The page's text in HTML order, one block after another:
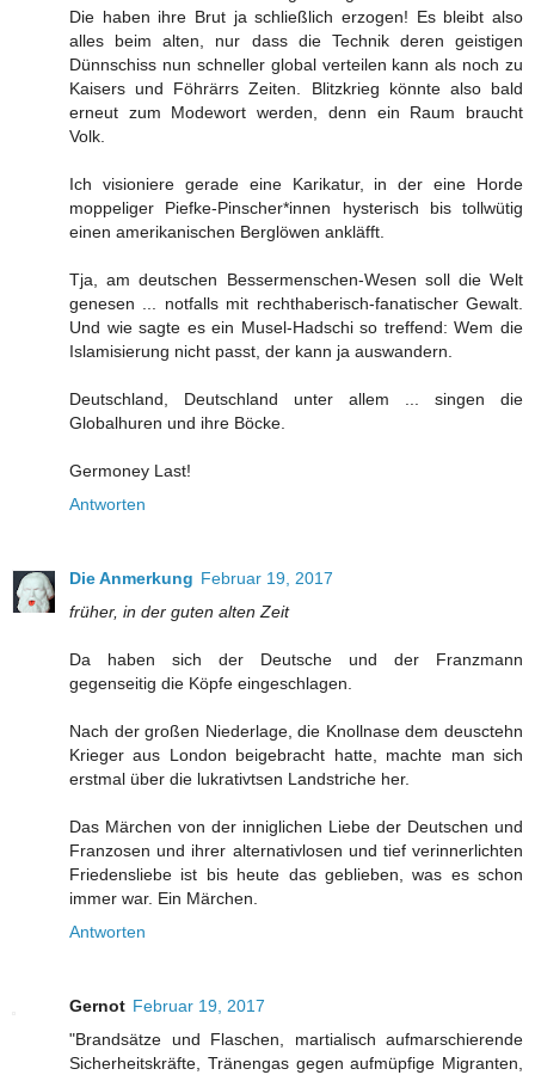
Die haben ihre Brut ja schließlich erzogen! Es bleibt also
alles beim alten, nur dass die Technik deren geistigen
Dünnschiss nun schneller global verteilen kann als noch zu
Kaisers und Föhrärrs Zeiten. Blitzkrieg könnte also bald
erneut zum Modewort werden, denn ein Raum braucht
Volk.
Ich visioniere gerade eine Karikatur, in der eine Horde
moppeliger Piefke-Pinscher*innen hysterisch bis tollwütig
einen amerikanischen Berglöwen ankläfft.
Tja, am deutschen Bessermenschen-Wesen soll die Welt
genesen ... notfalls mit rechthaberisch-fanatischer Gewalt.
Und wie sagte es ein Musel-Hadschi so treffend: Wem die
Islamisierung nicht passt, der kann ja auswandern.
Deutschland, Deutschland unter allem ... singen die
Globalhuren und ihre Böcke.
Germoney Last!
Antworten
Die Anmerkung Februar 19, 2017
früher, in der guten alten Zeit
Da haben sich der Deutsche und der Franzmann
gegenseitig die Köpfe eingeschlagen.
Nach der großen Niederlage, die Knollnase dem deusctehn
Krieger aus London beigebracht hatte, machte man sich
erstmal über die lukrativtsen Landstriche her.
Das Märchen von der inniglichen Liebe der Deutschen und
Franzosen und ihrer alternativlosen und tief verinnerlichten
Friedensliebe ist bis heute das geblieben, was es schon
immer war. Ein Märchen.
Antworten
Gernot Februar 19, 2017
"Brandsätze und Flaschen, martialisch aufmarschierende
Sicherheitskräfte, Tränengas gegen aufmüpfige Migranten,